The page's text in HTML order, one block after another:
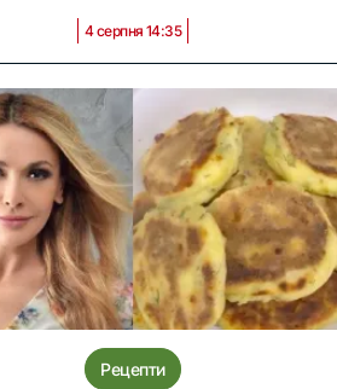
4 серпня 14:35
Рецепти